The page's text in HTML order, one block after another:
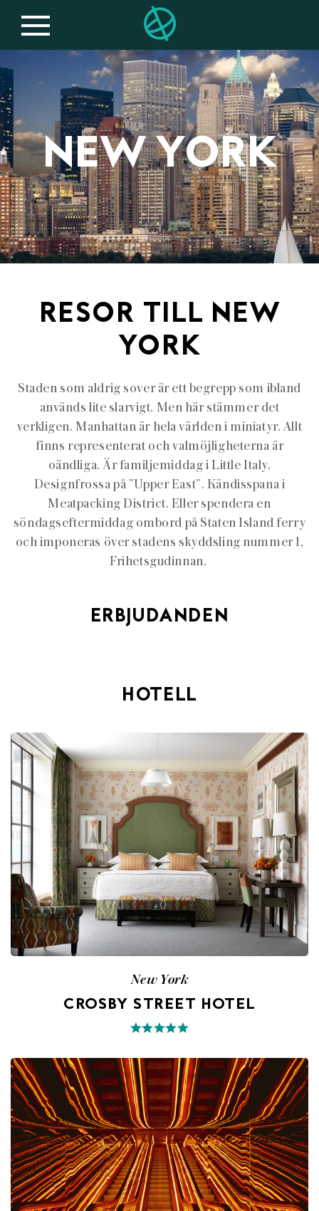
NEW YORK
RESOR TILL NEW
YORK
Staden som aldrig sover är ett begrepp som ibland
används lite slarvigt. Men här stämmer det
verkligen. Manhattan är hela världen i miniatyr. Allt
finns representerat och valmöjligheterna är
oändliga. Är familjemiddag i Little Italy.
Designfrossa på ”Upper East”. Kändisspana i
Meatpacking District. Eller spendera en
söndagseftermiddag ombord på Staten Island ferry
och imponeras över stadens skyddsling nummer 1,
Frihetsgudinnan.
ERBJUDANDEN
HOTELL
New York
CROSBY STREET HOTEL